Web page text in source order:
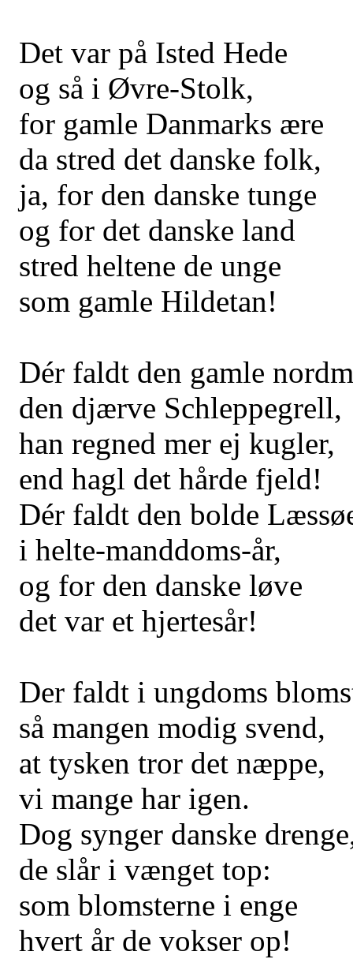
Det var på Isted Hede
og så i Øvre-Stolk,
for gamle Danmarks ære
da stred det danske folk,
ja, for den danske tunge
og for det danske land
stred heltene de unge
som gamle Hildetan!
Dér faldt den gamle
den djærve Schleppegrell,
han regned mer ej kugler,
end hagl det hårde fjeld!
Dér faldt den bolde
i helte-manddoms-år,
og for den danske løve
det var et hjertesår!
Der faldt i ungdoms
så mangen modig svend,
at tysken tror det næppe,
vi mange har igen.
Dog synger danske
de slår i vænget top:
som blomsterne i enge
hvert år de vokser op!